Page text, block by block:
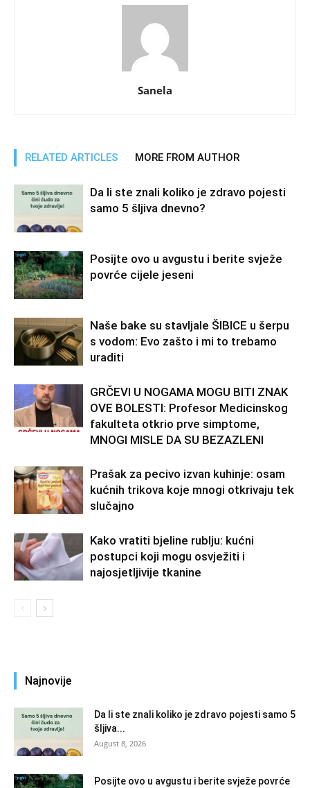
Sanela
RELATED ARTICLES MORE FROM AUTHOR
Da li ste znali koliko je zdravo pojesti
samo 5 šljiva dnevno?
Posijte ovo u avgustu i berite svježe
povrće cijele jeseni
Naše bake su stavljale ŠIBICE u šerpu
s vodom: Evo zašto i mi to trebamo
uraditi
GRČEVI U NOGAMA MOGU BITI ZNAK
OVE BOLESTI: Profesor Medicinskog
fakulteta otkrio prve simptome,
MNOGI MISLE DA SU BEZAZLENI
Prašak za pecivo izvan kuhinje: osam
kućnih trikova koje mnogi otkrivaju tek
slučajno
Kako vratiti bjeline rublju: kućni
postupci koji mogu osvježiti i
najosjetljivije tkanine
Najnovije
Da li ste znali koliko je zdravo pojesti samo 5
šljiva...
August 8, 2026
Posijte ovo u avgustu i berite svježe povrće